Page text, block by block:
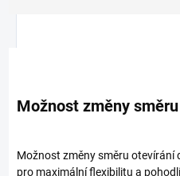
Možnost změny
Možnost změny směru otevírání
pro maximální flexibilitu a